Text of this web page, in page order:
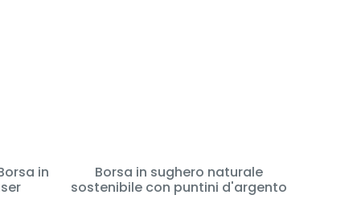
in
Borsa in sughero naturale
sostenibile con puntini d'argento